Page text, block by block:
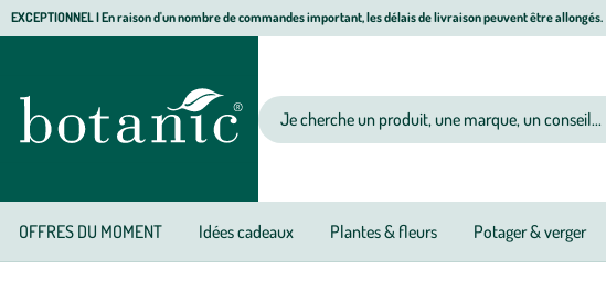
Aller
navigation
Aller
principal
Aller
de
page
EXCEPTIONNEL I En raison d'un nombre de commandes important, les délais de livraison peuvent être allongés.
Votre recherche
OFFRES DU MOMENT Idées cadeaux Plantes & fleurs Potager & verger